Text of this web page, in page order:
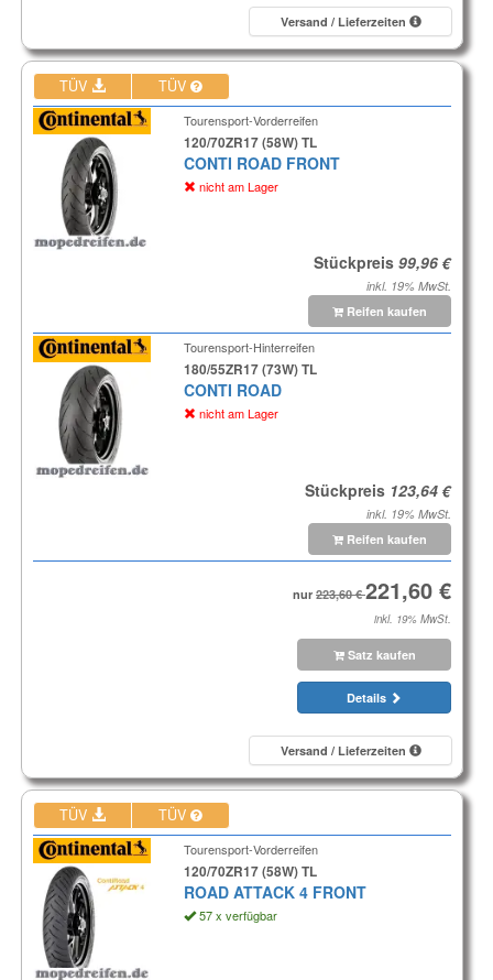
Versand / Lieferzeiten
TÜV TÜV
Tourensport-Vorderreifen
120/70ZR17 (58W) TL
CONTI ROAD FRONT
nicht am Lager
Stückpreis
inkl. 19% MwSt.
Reifen kaufen
Tourensport-Hinterreifen
180/55ZR17 (73W) TL
CONTI ROAD
nicht am Lager
Stückpreis
inkl. 19% MwSt.
Reifen kaufen
nur
inkl. 19% MwSt.
Satz kaufen
Details
Versand / Lieferzeiten
TÜV TÜV
Tourensport-Vorderreifen
120/70ZR17 (58W) TL
ROAD ATTACK 4 FRONT
57 x verfügbar